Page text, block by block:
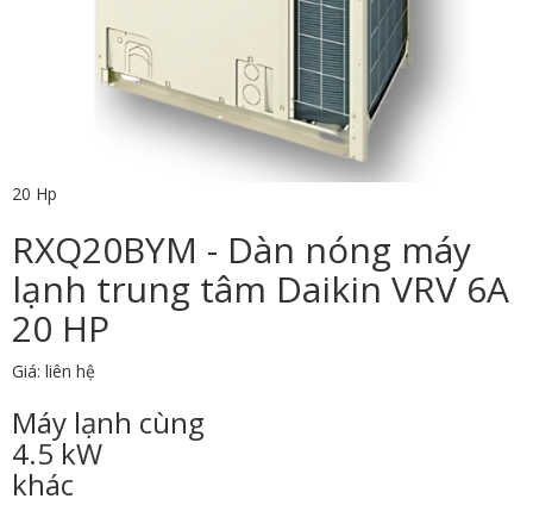
20 Hp
RXQ20BYM - Dàn nóng máy
lạnh trung tâm Daikin VRV 6A
20 HP
Giá: liên hệ
Máy lạnh cùng
4.5 kW
khác